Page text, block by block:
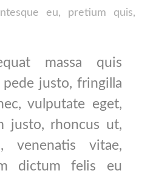
eu, pretium quis,
massa quis
pede justo, fringilla
vulputate eget,
justo, rhoncus ut,
venenatis vitae,
dictum felis eu